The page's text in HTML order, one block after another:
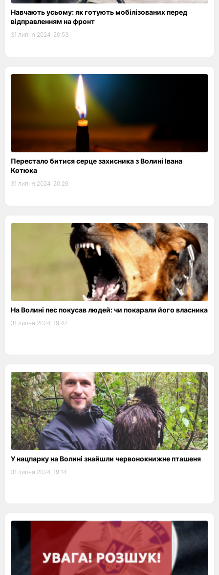
Навчають усьому: як готують мобілізованих перед
відправленням на фронт
31 липня 2024, 20:53
Перестало битися серце захисника з Волині Івана
Котюка
31 липня 2024, 20:26
На Волині пес покусав людей: чи покарали його власника
31 липня 2024, 19:47
У нацпарку на Волині знайшли червонокнижне пташеня
31 липня 2024, 19:14